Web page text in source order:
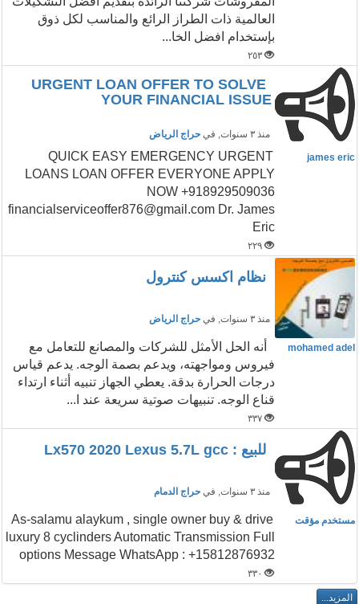
العالمية ذات الطراز الرائع والمناسب لكل ذوق
بإستخدام افضل الخا...
٢٥٣
URGENT LOAN OFFER TO SOLVE
YOUR FINANCIAL ISSUE
منذ ٣ سنوات , في حراج الرياض
james eric
QUICK EASY EMERGENCY URGENT
LOANS LOAN OFFER EVERYONE APPLY
NOW +918929509036
financialserviceoffer876@gmail.com Dr. James
Eric
٢٢٩
نظام اكسس كنترول
منذ ٣ سنوات , في حراج الرياض
mohamed adel
أنه الحل الأمثل للشركات والمصانع للتعامل مع
فيروس ومواجهته، ويدعم بصمة الوجه. يدعم قياس
درجات الحرارة بدقة. يعطي الجهاز تنبيه أثناء ارتداء
قناع الوجه. تنبيهات صوتية سريعة عند ا...
٣٣٧
للبيع : Lx570 2020 Lexus 5.7L gcc
منذ ٣ سنوات , في حراج الدمام
مستخدم مؤقت
As-salamu alaykum , single owner buy & drive
luxury 8 cyclinders Automatic Transmission Full
options Message WhatsApp : +15812876932
٣٣٠